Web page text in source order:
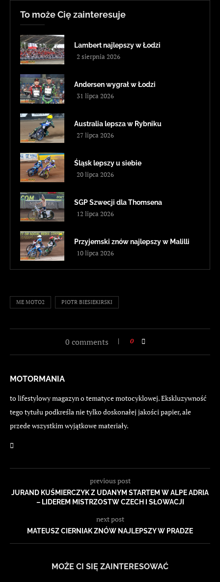
To może Cię zainteresuje
Lambert najlepszy w Łodzi
2 sierpnia 2026
Andersen wygrał w Łodzi
31 lipca 2026
Australia lepsza w Rybniku
27 lipca 2026
Śląsk lepszy u siebie
20 lipca 2026
SGP Szwecji dla Thomsena
12 lipca 2026
Przyjemski znów najlepszy w Malilli
10 lipca 2026
ME MOTO2 PIOTR BIESIEKIRSKI
0 comments 0
MOTORMANIA
to lifestylowy magazyn o tematyce motocyklowej. Ekskluzywność
tego tytułu podkreśla nie tylko doskonałej jakości papier, ale
przede wszystkim wyjątkowe materiały.
previous post
JURAND KUŚMIERCZYK Z UDANYM STARTEM W ALPE ADRIA
– LIDEREM MISTRZOSTW CZECH I SŁOWACJI
next post
MATEUSZ CIERNIAK ZNÓW NAJLEPSZY W PRADZE
MOŻE CI SIĘ ZAINTERESOWAĆ